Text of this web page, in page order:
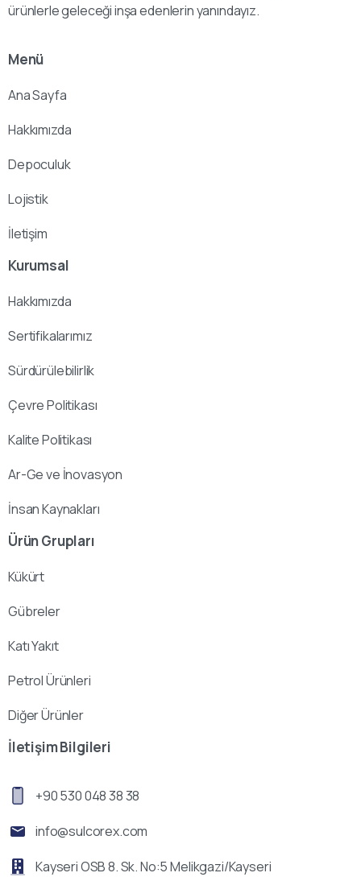
ürünlerle geleceği inşa edenlerin yanındayız.
Menü
Ana Sayfa
Hakkımızda
Depoculuk
Lojistik
İletişim
Kurumsal
Hakkımızda
Sertifikalarımız
Sürdürülebilirlik
Çevre Politikası
Kalite Politikası
Ar-Ge ve İnovasyon
İnsan Kaynakları
Ürün Grupları
Kükürt
Gübreler
Katı Yakıt
Petrol Ürünleri
Diğer Ürünler
İletişim Bilgileri
+90 530 048 38 38
info@sulcorex.com
Kayseri OSB 8. Sk. No:5 Melikgazi/Kayseri